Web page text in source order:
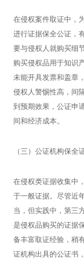
在侵权案件取证中，
进行证据保全公证，
要与侵权人就购买细
购买侵权品用于知识
未能开具发票和盖章
侵权人警惕性高，间
到预期效果，公证申
间和经济成本。
（三）公证机构保全
在侵权类证据收集中
于一般证据。尽管近
当，但实践中，第三
是侵权品购买的证据
备丰富取证经验，稍
证机构出具的公证书